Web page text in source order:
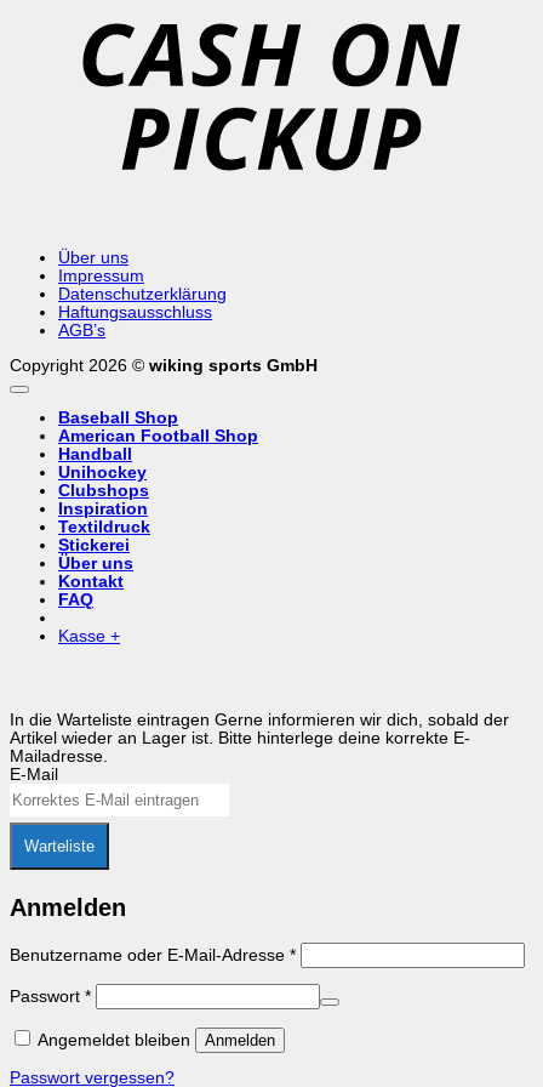
Über uns
Impressum
Datenschutzerklärung
Haftungsausschluss
AGB’s
Copyright 2026 © wiking sports GmbH
Baseball Shop
American Football Shop
Handball
Unihockey
Clubshops
Inspiration
Textildruck
Stickerei
Über uns
Kontakt
FAQ
Kasse +
In die Warteliste eintragen Gerne informieren wir dich, sobald der
Artikel wieder an Lager ist. Bitte hinterlege deine korrekte E-
Mailadresse.
E-Mail
Warteliste
Anmelden
Benutzername oder E-Mail-Adresse *Erforderlich
Passwort *Erforderlich
Angemeldet bleiben Anmelden
Passwort vergessen?